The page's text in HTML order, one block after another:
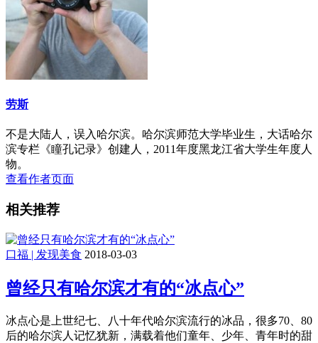
劳斯
不是大陆人，误入哈尔滨。哈尔滨师范大学毕业生，大话哈尔
滨专栏《瞳孔记录》创建人，2011年度黑龙江省大学生年度人
物。
查看作者页面
相关推荐
口福 | 发现美食 2018-03-03
曾经只有哈尔滨才有的“冰点心”
冰点心是上世纪七、八十年代哈尔滨流行的冰品，很多70、80
后的哈尔滨人记忆犹新，满载着他们童年、少年、青年时的甜